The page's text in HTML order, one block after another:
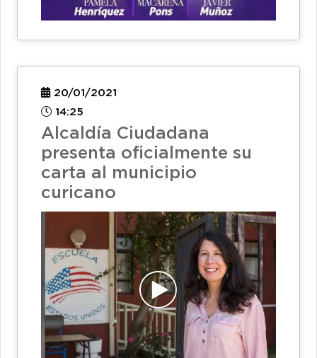
20/01/2021
14:25
Alcaldía Ciudadana
presenta oficialmente su
carta al municipio
curicano